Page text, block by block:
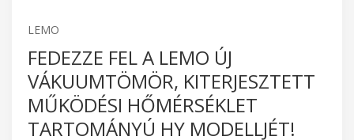
LEMO
FEDEZZE FEL A LEMO ÚJ
VÁKUUMTÖMÖR, KITERJESZTETT
MŰKÖDÉSI HŐMÉRSÉKLET
TARTOMÁNYÚ HY MODELLJÉT!